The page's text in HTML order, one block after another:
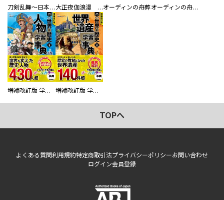
刀剣乱舞～日本号つれづれ酒～ 大正夜伽浪漫 －金曜日の花嫁—オーディンの舟葬 オーディンの舟葬 分冊版
増補改訂版 学研まんが NEW世界の歴史 別巻 人物学習事典 増補改訂版 学研まんが NEW世界の歴史 別巻 世界遺産学習事典
TOPへ
よくある質問利用規約特定商取引法プライバシーポリシーお問い合わせ
ログイン会員登録